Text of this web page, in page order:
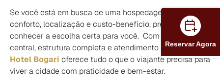
Se você está em busca de uma hospedagem que una
conforto, localização e custo-benefício, precisa
conhecer a escolha certa para você. Com localização
central, estrutura completa e atendimento acolhedor, o
Hotel Bogari oferece tudo o que o viajante precisa para
viver a cidade com praticidade e bem-estar.
Reservar Agora